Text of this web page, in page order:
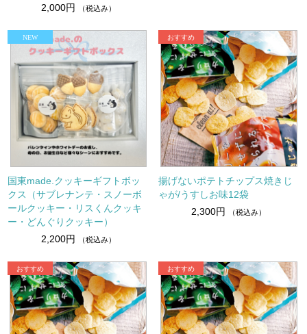
2,000円
（税込み）
国東made.クッキーギフトボッ
クス（サブレナンテ・スノーボ
ールクッキー・リスくんクッキ
ー・どんぐりクッキー）
2,200円
（税込み）
揚げないポテトチップス焼きじ
ゃが/うすしお味12袋
2,300円
（税込み）